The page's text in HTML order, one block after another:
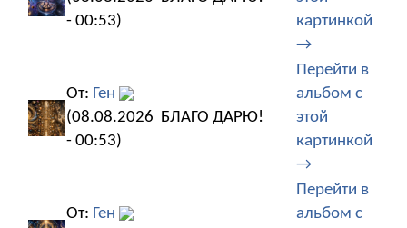
- 00:53)
картинкой
→
От: Ген
(08.08.2026
- 00:53)
БЛАГО ДАРЮ!
Перейти в
альбом с
этой
картинкой
→
От: Ген
Перейти в
альбом с